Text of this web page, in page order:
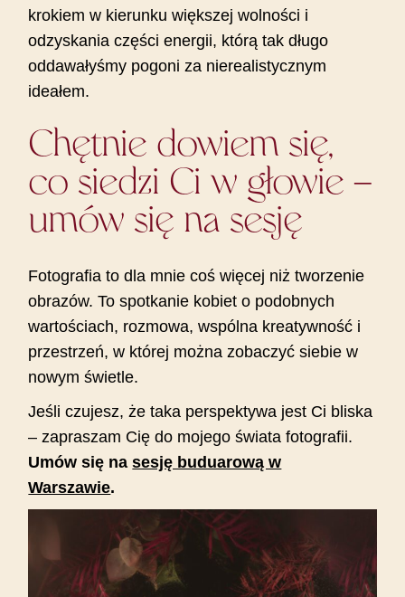
krokiem w kierunku większej wolności i
odzyskania części energii, którą tak długo
oddawałyśmy pogoni za nierealistycznym
ideałem.
Chętnie dowiem się,
co siedzi Ci w głowie –
umów się na sesję
Fotografia to dla mnie coś więcej niż tworzenie
obrazów. To spotkanie kobiet o podobnych
wartościach, rozmowa, wspólna kreatywność i
przestrzeń, w której można zobaczyć siebie w
nowym świetle.
Jeśli czujesz, że taka perspektywa jest Ci bliska
– zapraszam Cię do mojego świata fotografii.
Umów się nasesję buduarową w
Warszawie.